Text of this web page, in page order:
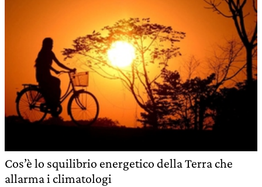
Cos’è lo squilibrio energetico della Terra che
allarma i climatologi